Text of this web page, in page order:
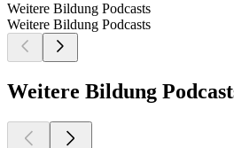
Weitere Bildung Podcasts
Weitere Bildung Podcasts
Weitere Bildung